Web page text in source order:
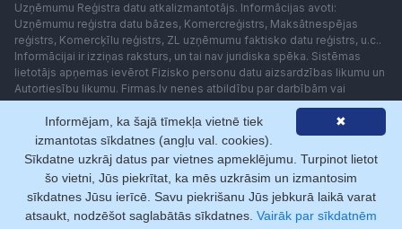
Uzņēmumu Reģistra datu atkalizmantotājs. Informācijas avoti:
Uzņēmumu reģistra datu bāzes, Komercreģistrs, Maksātnespējas
reģistrs, Komercķīlu reģistrs, ZL uzņēmumu faktisko datu reģistrs, u.c..
Informācijai ir izziņas raksturs, un tai nav juridiska spēka. Sistēmas
lietotājs apņemas ievērot Fizisko personu datu aizsardzības likumu un
Autortiesību likumu. Firmas.lv nenes atbildību par darbībām vai
lēmumiem, kas balstīti uz saņemto pakalpojumu. Lietotājam aizliegts
izmantot jebkādas automatizētas sistēmas vai iekārtas (robotus)
piekļuvei sistēmai bez rakstiskas saskaņošanas ar Firmas.lv. Galvenā
redaktore: Ingūna Pempere.
Lietošanas noteikumi
Privātuma politika Norēķini ar
✖
Informējam, ka šajā tīmekļa vietnē tiek
izmantotas sīkdatnes (angļu val. cookies).
Sīkdatne uzkrāj datus par vietnes apmeklējumu. Turpinot lietot
šo vietni, Jūs piekrītat, ka mēs uzkrāsim un izmantosim
sīkdatnes Jūsu ierīcē. Savu piekrišanu Jūs jebkurā laikā varat
atsaukt, nodzēšot saglabātās sīkdatnes. Vairāk par sīkdatnēm